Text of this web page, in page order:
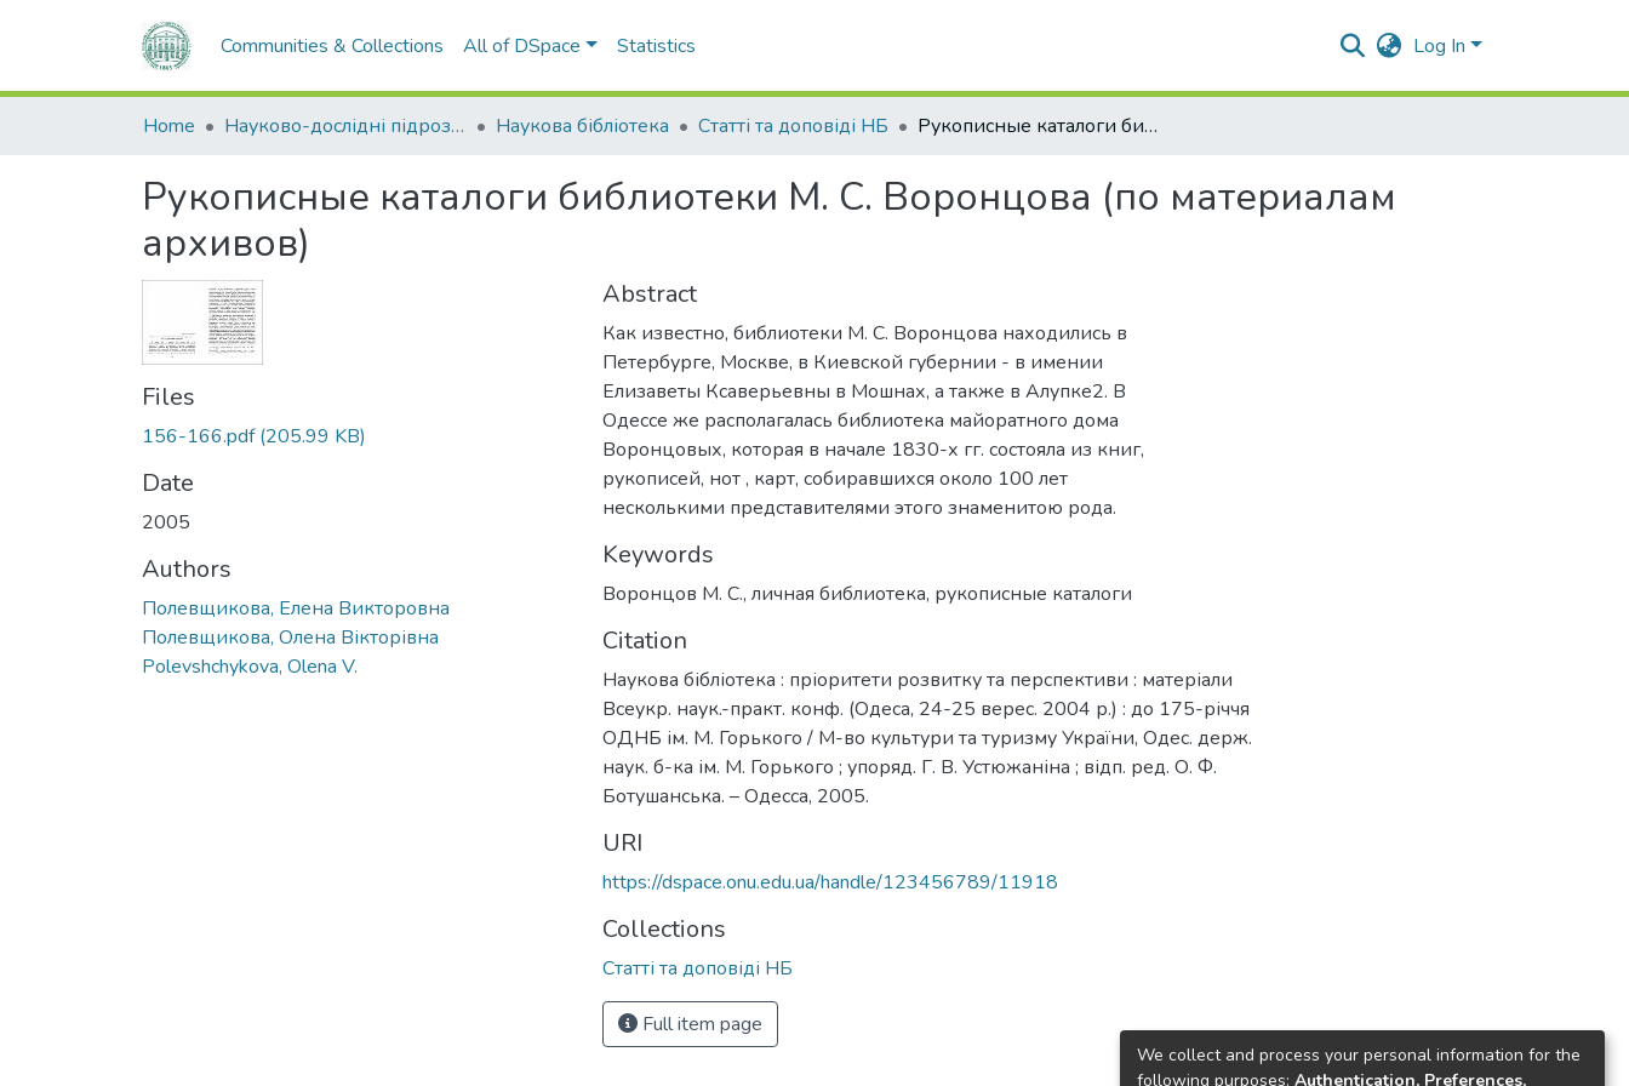
Communities & Collections All of DSpace Statistics Log In
Home Науково-дослідні підрозділи Наукова бібліотека Статті та доповіді НБ Рукописные каталоги библиотеки М. С. Воронцова (по материалам архивов)
Рукописные каталоги библиотеки М. С. Воронцова (по материалам
архивов)
Files
156-166.pdf(205.99 KB)
Date
2005
Authors
Полевщикова, Елена Викторовна
Полевщикова, Олена Вікторівна
Polevshchykova, Olena V.
Abstract
Как известно, библиотеки М. С. Воронцова находились в
Петербурге, Москве, в Киевской губернии - в имении
Елизаветы Ксаверьевны в Мошнах, а также в Алупке2. В
Одессе же располагалась библиотека майоратного дома
Воронцовых, которая в начале 1830-х гг. состояла из книг,
рукописей, нот , карт, собиравшихся около 100 лет
несколькими представителями этого знаменитою рода.
Keywords
Воронцов М. С., личная библиотека, рукописные каталоги
Citation
Наукова бібліотека : пріоритети розвитку та перспективи : матеріали
Всеукр. наук.-практ. конф. (Одеса, 24-25 верес. 2004 р.) : до 175-річчя
ОДНБ ім. М. Горького / М-во культури та туризму України, Одес. держ.
наук. б-ка ім. М. Горького ; упоряд. Г. В. Устюжаніна ; відп. ред. О. Ф.
Ботушанська. – Одесса, 2005.
URI
https://dspace.onu.edu.ua/handle/123456789/11918
Collections
Статті та доповіді НБ
Full item page
We collect and process your personal information for the
following purposes: Authentication, Preferences,